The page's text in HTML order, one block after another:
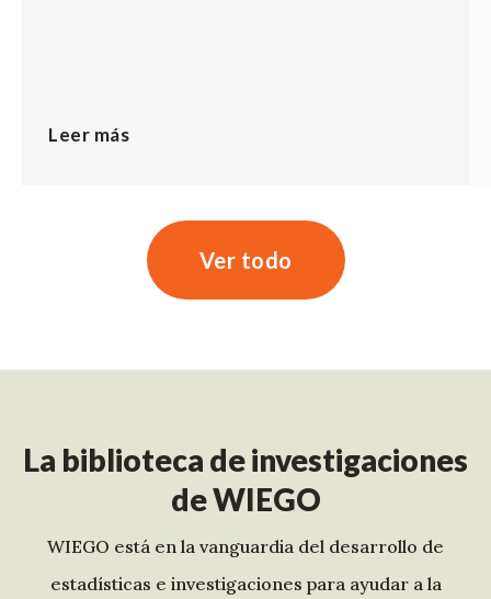
Leer más
Ver todo
La biblioteca de investigaciones
de WIEGO
WIEGO está en la vanguardia del desarrollo de
estadísticas e investigaciones para ayudar a la